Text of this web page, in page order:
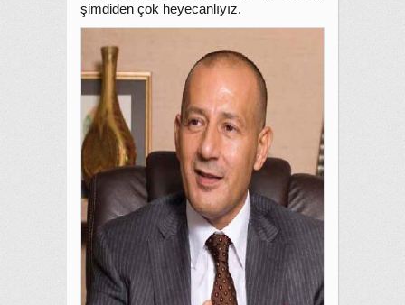
şimdiden çok heyecanlıyız.